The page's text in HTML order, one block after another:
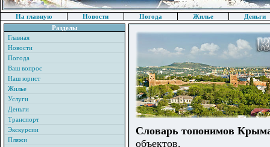
На главную Новости Погода Жилье
Деньги
Разделы
Главная
Новости
Погода
Ваш вопрос
Наш юрист
Жилье
Услуги
Деньги
Транспорт
Экскурсии
Пляжи
Словарь топонимов
объектов.